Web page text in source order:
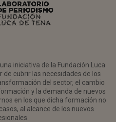
iniciativa de la Fundación Luca
de cubrir las necesidades de los
del sector, el cambio
y la demanda de nuevos
en los que dicha formación no
al alcance de los nuevos